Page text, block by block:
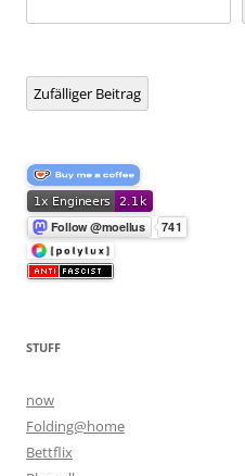
Zufälliger Beitrag
STUFF
now
Folding@home
Bettflix